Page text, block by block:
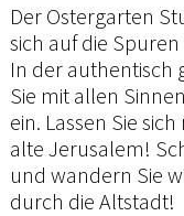
Der Ostergarten
sich auf die
In der authentisch
Sie mit allen
ein. Lassen Sie
alte Jerusalem!
und wandern Sie
durch die Altstadt!